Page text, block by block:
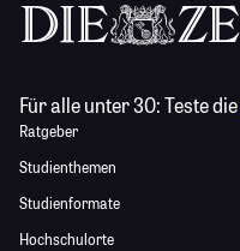
Für alle unter 30:Teste die
Ratgeber
Studienthemen
Studienformate
Hochschulorte